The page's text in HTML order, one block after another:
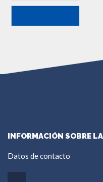
INFORMACIÓN SOBRE
Datos de contacto